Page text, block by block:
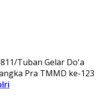
Tuban Gelar Do'a
Pra TMMD ke-123